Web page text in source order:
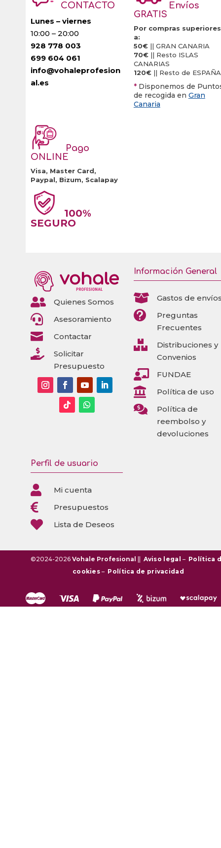
CONTACTO
Lunes – viernes
10:00 – 20:00
928 778 003
699 604 061
info@vohaleprofesion
al.es
Envíos
GRATIS
Por compras superiores
a:
50€|| GRAN CANARIA
70€|| Resto ISLAS
CANARIAS
120€|| Resto de ESPAÑA
* Disponemos de
de recogida en Gran
Canaria
Pago
ONLINE
Visa, Master Card,
Paypal, Bizum, Scalapay
100%
SEGURO
 Quienes Somos
 Asesoramiento
 Contactar

Solicitar
Presupuesto
Información General
 Gastos de

Preguntas
Frecuentes

Distribuciones y
Convenios
 FUNDAE
 Política de uso

Política de
reembolso y
devoluciones
Perfil de usuario
 Mi cuenta
 Presupuestos
 Lista de Deseos
©2024-2026 Vohale Profesional Aviso legal – Política
cookies– Política de privacidad